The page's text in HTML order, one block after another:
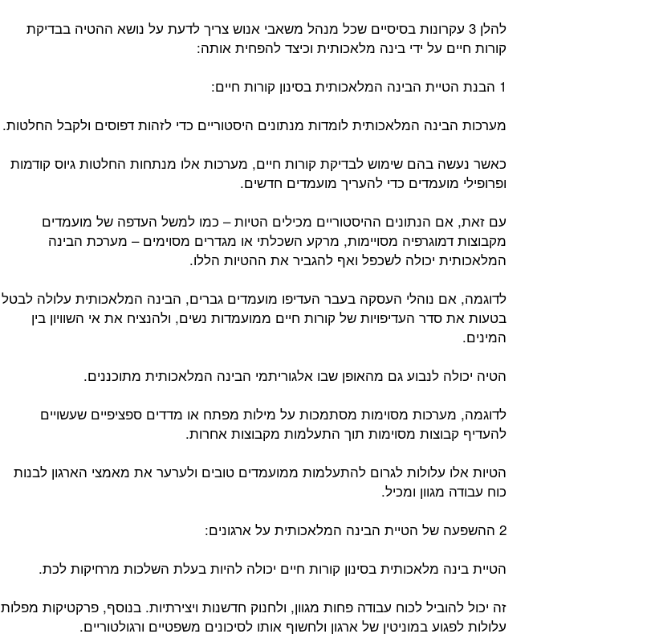
להלן 3 עקרונות בסיסיים שכל מנהל משאבי אנוש צריך לדעת על נושא ההטיה בבדיקת
קורות חיים על ידי בינה מלאכותית וכיצד להפחית אותה:
1 הבנת הטיית הבינה המלאכותית בסינון קורות חיים:
מערכות הבינה המלאכותית לומדות מנתונים היסטוריים כדי לזהות דפוסים ולקבל החלטות.
כאשר נעשה בהם שימוש לבדיקת קורות חיים, מערכות אלו מנתחות החלטות גיוס קודמות
ופרופילי מועמדים כדי להעריך מועמדים חדשים.
עם זאת, אם הנתונים ההיסטוריים מכילים הטיות – כמו למשל העדפה של מועמדים
מקבוצות דמוגרפיה מסויימות, מרקע השכלתי או מגדרים מסוימים – מערכת הבינה
המלאכותית יכולה לשכפל ואף להגביר את ההטיות הללו.
לדוגמה, אם נוהלי העסקה בעבר העדיפו מועמדים גברים, הבינה המלאכותית עלולה לבטל
בטעות את סדר העדיפויות של קורות חיים ממועמדות נשים, ולהנציח את אי השוויון בין
המינים.
הטיה יכולה לנבוע גם מהאופן שבו אלגוריתמי הבינה המלאכותית מתוכננים.
לדוגמה, מערכות מסוימות מסתמכות על מילות מפתח או מדדים ספציפיים שעשויים
להעדיף קבוצות מסוימות תוך התעלמות מקבוצות אחרות.
הטיות אלו עלולות לגרום להתעלמות ממועמדים טובים ולערער את מאמצי הארגון לבנות
כוח עבודה מגוון ומכיל.
2 ההשפעה של הטיית הבינה המלאכותית על ארגונים:
הטיית בינה מלאכותית בסינון קורות חיים יכולה להיות בעלת השלכות מרחיקות לכת.
זה יכול להוביל לכוח עבודה פחות מגוון, ולחנוק חדשנות ויצירתיות. בנוסף, פרקטיקות מפלות
עלולות לפגוע במוניטין של ארגון ולחשוף אותו לסיכונים משפטיים ורגולטוריים.